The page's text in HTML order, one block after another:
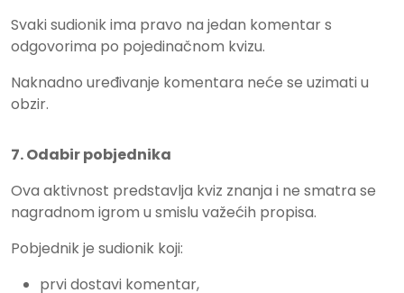
Svaki sudionik ima pravo na jedan komentar s
odgovorima po pojedinačnom kvizu.
Naknadno uređivanje komentara neće se uzimati u
obzir.
7. Odabir pobjednika
Ova aktivnost predstavlja kviz znanja i ne smatra se
nagradnom igrom u smislu važećih propisa.
Pobjednik je sudionik koji:
prvi dostavi komentar,